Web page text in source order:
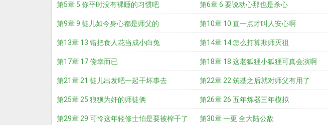
第5章 5 你平时没有裸睡的习惯吧 第6章 6 要说动心那也是杀心
第9章 9 徒儿如今身心都是师父的 第10章 10 直一点才叫人安心啊
第13章 13 错把食人花当成小白兔 第14章 14 怎么打算欺师灭祖
第17章 17 侥幸而已 第18章 18 这老狐狸小狐狸可真会演啊
第21章 21 徒儿出发吧一起干坏事去 第22章 22 筑基之后就对师父有用了
第25章 25 狼狈为奸的师徒俩 第26章 26 五年炼器三年模拟
第29章 29 可怜这年轻修士怕是要被榨干了 第30章 一更 全大陆公敌